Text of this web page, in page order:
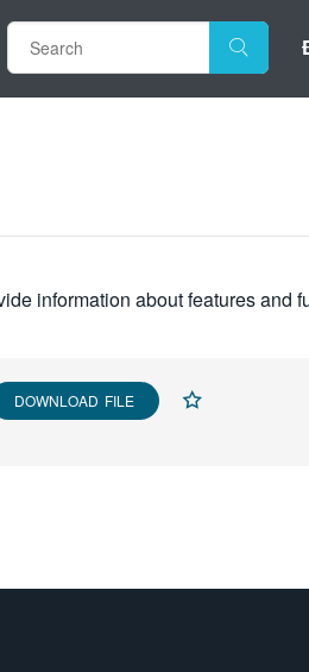
information about features and
DOWNLOAD FILE